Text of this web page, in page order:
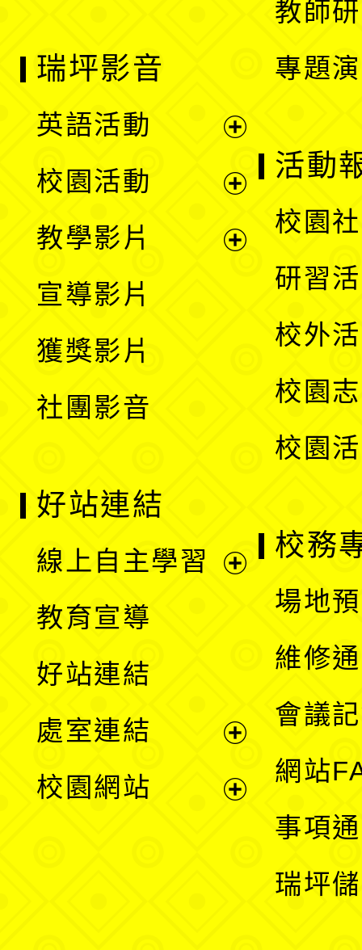
教師
專題
瑞坪影音
英語活動
選
校園活動
教學影片
宣導影片
獲獎影片
社團影音
活動
校園
研習
校外
校園
校園
好站連結
線上自主學習
單
教育宣導
好站連結
處室連結
校園網站
校務
場地
維修
會議
網站
事項
瑞坪